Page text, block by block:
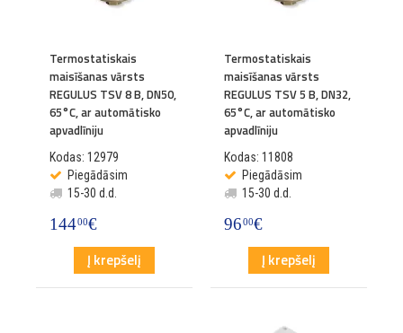
Termostatiskais
maisīšanas vārsts
REGULUS TSV 8 B, DN50,
65°C, ar automātisko
apvadlīniju
Kodas: 12979
Piegādāsim
15-30 d.d.
14400€
Į krepšelį
Termostatiskais
maisīšanas vārsts
REGULUS TSV 5 B, DN32,
65°C, ar automātisko
apvadlīniju
Kodas: 11808
Piegādāsim
15-30 d.d.
9600€
Į krepšelį